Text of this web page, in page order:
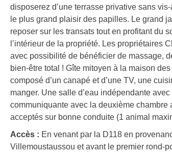
disposerez d’une terrasse privative sans
le plus grand plaisir des papilles. Le grand
reposer sur les transats tout en profitant du
l’intérieur de la propriété. Les propriétaires
avec possibilité de bénéficier de massage,
bien-être total ! Gîte mitoyen à la maison
composé d’un canapé et d’une TV, une
manger. Une salle d’eau indépendante
communiquante avec la deuxième
acceptés sur bonne conduite (1 animal
Accès : En venant par la D118 en
Villemoustaussou et avant le premier rond-